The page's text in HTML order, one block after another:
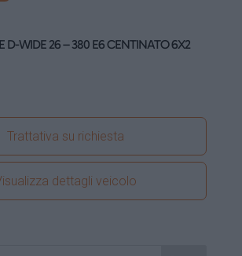
D-WIDE 26 – 380 E6 CENTINATO 6X2
Trattativa su richiesta
dettagli veicolo